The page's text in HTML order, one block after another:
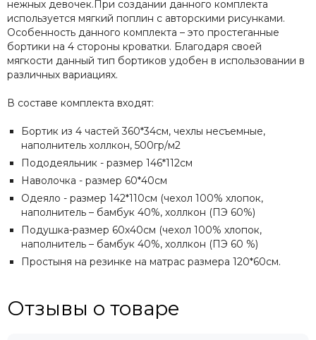
нежных девочек.При создании данного комплекта
используется мягкий поплин с авторскими рисунками.
Особенность данного комплекта – это простеганные
бортики на 4 стороны кроватки. Благодаря своей
мягкости данный тип бортиков удобен в использовании в
различных вариациях.
В составе комплекта входят:
Бортик из 4 частей 360*34cм, чехлы несъемные,
наполнитель xоллкон, 500гр/м2
Пододеяльник - размер 146*112см
Наволочка - размер 60*40см
Одеяло - размер 142*110см (чехол 100% хлопок,
наполнитель – бамбук 40%, холлкон (ПЭ 60%)
Подушка-размер 60х40см (чехол 100% хлопок,
наполнитель – бамбук 40%, холлкон (ПЭ 60 %)
Простыня на резинке на матрас размера 120*60см.
Отзывы о товаре